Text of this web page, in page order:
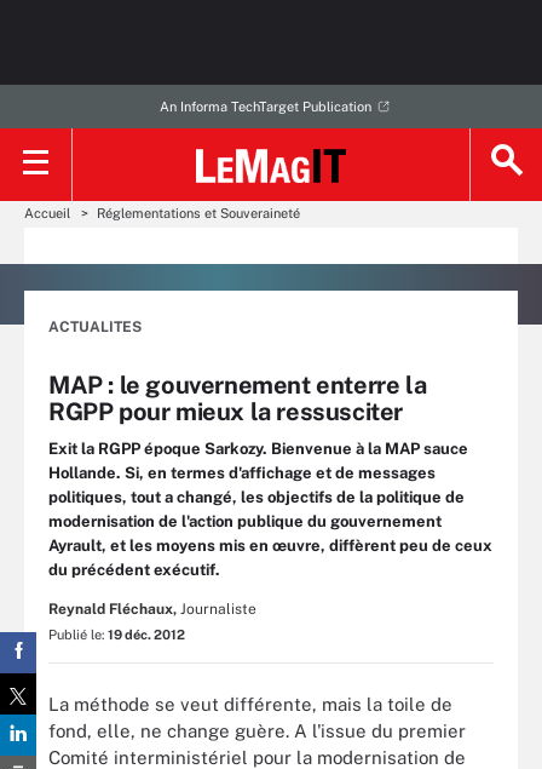
An Informa TechTarget Publication
Accueil Réglementations et Souveraineté
ACTUALITES
MAP : le gouvernement enterre la
RGPP pour mieux la ressusciter
Exit la RGPP époque Sarkozy. Bienvenue à la MAP sauce
Hollande. Si, en termes d'affichage et de messages
politiques, tout a changé, les objectifs de la politique de
modernisation de l'action publique du gouvernement
Ayrault, et les moyens mis en œuvre, diffèrent peu de ceux
du précédent exécutif.
Reynald Fléchaux, Journaliste
Publié le: 19 déc. 2012
La méthode se veut différente, mais la toile de
fond, elle, ne change guère. A l'issue du premier
Comité interministériel pour la modernisation de